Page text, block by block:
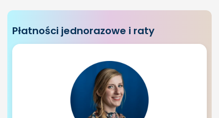
Płatności jednorazowe i raty